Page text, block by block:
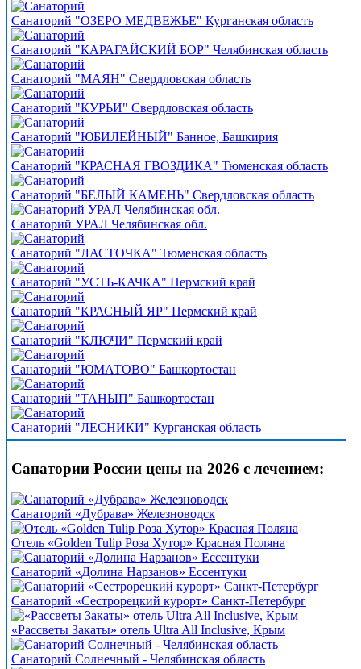
Санаторий "ОЗЕРО МЕДВЕЖЬЕ" Курганская область
Санаторий "КАРАГАЙСКИЙ БОР" Челябинская область
Санаторий "МАЯН" Свердловская область
Санаторий "КУРЬИ" Свердловская область
Санаторий "ЮБИЛЕЙНЫЙ" Банное, Башкирия
Санаторий "КРАСНАЯ ГВОЗДИКА" Тюменская область
Санаторий "БЕЛЫЙ КАМЕНЬ" Свердловская область
Санаторий УРАЛ Челябинская обл.
Санаторий "ЛАСТОЧКА" Тюменская область
Санаторий "УСТЬ-КАЧКА" Пермский край
Санаторий "КРАСНЫЙ ЯР" Пермский край
Санаторий "КЛЮЧИ" Пермский край
Санаторий "ЮМАТОВО" Башкортостан
Санаторий "ТАНЫП" Башкортостан
Санаторий "ЛЕСНИКИ" Курганская область
Санатории России цены на 2026 с лечением:
Санаторий «Дубрава» Железноводск
Отель «Golden Tulip Роза Хутор» Красная Поляна
Санаторий «Долина Нарзанов» Ессентуки
Санаторий «Сестрорецкий курорт» Санкт-Петербург
«Рассветы Закаты» отель Ultra All Inclusive, Крым
Санаторий Солнечный - Челябинская область